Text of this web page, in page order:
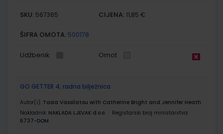
SKU: 567365 CIJENA: 11,85 €
ŠIFRA OMOTA: 500178
Udžbenik Omot
GO GETTER 4; radna bilježnica
Autor(i): Tasia Vassilatou with Catherine Bright and Jennifer Heath
Nakladnik: NAKLADA LJEVAK d.o.o.
Registarski broj ministarstva:
6737-DOM